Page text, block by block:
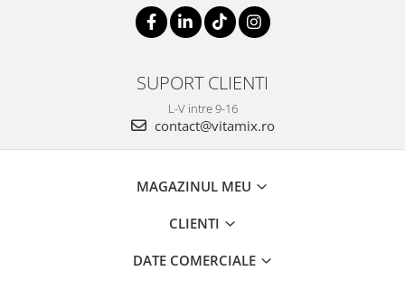
SUPORT CLIENTI
L-V intre 9-16
contact@vitamix.ro
MAGAZINUL MEU
CLIENTI
DATE COMERCIALE